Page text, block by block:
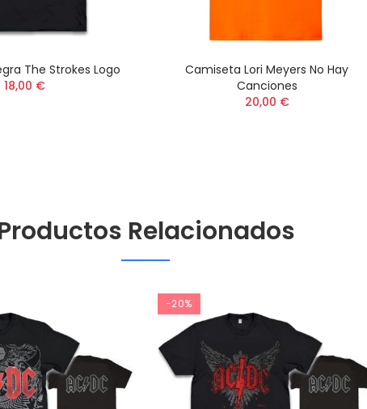
The Strokes Logo
18,00 €
Camiseta Lori Meyers No Hay
Canciones
20,00 €
Relacionados
-20%